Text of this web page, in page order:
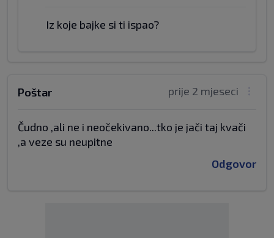
Iz koje bajke si ti ispao?
prije 2 mjeseci
Poštar
Čudno ,ali ne i neočekivano...tko je jači taj kvači
,a veze su neupitne
Odgovor